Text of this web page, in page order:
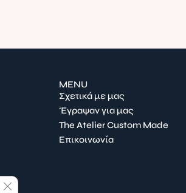
MENU
Σχετικά με μας
Έγραψαν για μας
The Atelier Custom Made
Επικοινωνία
Κλείσιμο του Cookie banner για το GDPR